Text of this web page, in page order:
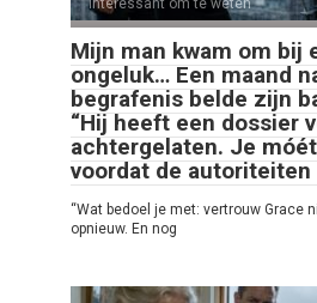
Mijn man kwam om bij
ongeluk… Een maand
begrafenis belde zijn
“Hij heeft een dossier
achtergelaten. Je
voordat de autoriteiten
“Wat bedoel je met: vertrouw Grace
opnieuw. En nog